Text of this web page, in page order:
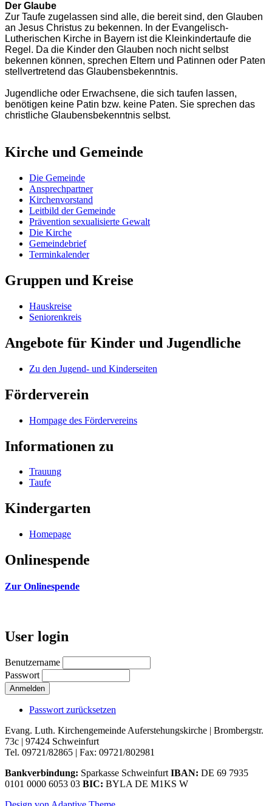
Der Glaube
Zur Taufe zugelassen sind alle, die bereit sind, den Glauben
an Jesus Christus zu bekennen. In der Evangelisch-
Lutherischen Kirche in Bayern ist die Kleinkindertaufe die
Regel. Da die Kinder den Glauben noch nicht selbst
bekennen können, sprechen Eltern und Patinnen oder Paten
stellvertretend das Glaubensbekenntnis.
Jugendliche oder Erwachsene, die sich taufen lassen,
benötigen keine Patin bzw. keine Paten. Sie sprechen das
christliche Glaubensbekenntnis selbst.
Kirche und Gemeinde
Die Gemeinde
Ansprechpartner
Kirchenvorstand
Leitbild der Gemeinde
Prävention sexualisierte Gewalt
Die Kirche
Gemeindebrief
Terminkalender
Gruppen und Kreise
Hauskreise
Seniorenkreis
Angebote für Kinder und Jugendliche
Zu den Jugend- und Kinderseiten
Förderverein
Hompage des Fördervereins
Informationen zu
Trauung
Taufe
Kindergarten
Homepage
Onlinespende
Zur Onlinespende
User login
Benutzername
Passwort
Passwort zurücksetzen
Evang. Luth. Kirchengemeinde Auferstehungskirche | Brombergstr.
73c | 97424 Schweinfurt
Tel. 09721/82865 | Fax: 09721/802981
Bankverbindung: Sparkasse SchweinfurtIBAN: DE 69 7935
0101 0000 6053 03 BIC: BYLA DE M1KS W